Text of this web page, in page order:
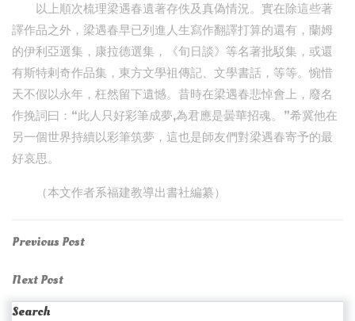
以上順次梳理梁遇春遺著存佚及真偽情況。實在除這些著
譯作品之外，梁遇春早已列進人生寫作翻譯打算的還有，蘭姆
的伊利亞選集，康拉德選集，《旬日談》等名著批駁集，或還
有斯特剌奇作品集，東方文學祖傳記、文學書話，等等。惋惜
天不假以永年，枉然留下遺憾。昔時在梁遇春悲悼會上，廢名
作挽詞曰：“此人只好彩筆成夢,為君應是曇華招魂。”希冀他在
另一個世界持續以彩筆筑夢，這也是師友們對梁遇春寄予的最
好哀思。
（本文作者系福建教導出書社編纂）
Post
navigation
Previous
Previous Post
Next
Post
Next Post
Search